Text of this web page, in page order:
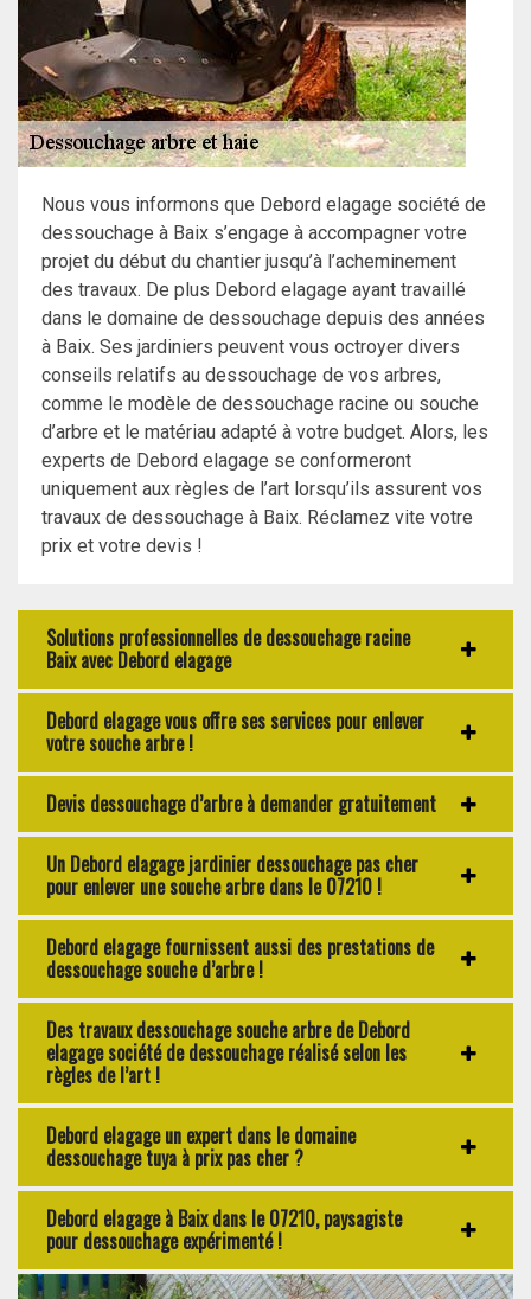
Nous vous informons que Debord elagage société de
dessouchage à Baix s’engage à accompagner votre
projet du début du chantier jusqu’à l’acheminement
des travaux. De plus Debord elagage ayant travaillé
dans le domaine de dessouchage depuis des années
à Baix. Ses jardiniers peuvent vous octroyer divers
conseils relatifs au dessouchage de vos arbres,
comme le modèle de dessouchage racine ou souche
d’arbre et le matériau adapté à votre budget. Alors, les
experts de Debord elagage se conformeront
uniquement aux règles de l’art lorsqu’ils assurent vos
travaux de dessouchage à Baix. Réclamez vite votre
prix et votre devis !
Solutions professionnelles de dessouchage racine
Baix avec Debord elagage
Debord elagage vous offre ses services pour enlever
votre souche arbre !
Devis dessouchage d’arbre à demander gratuitement
Un Debord elagage jardinier dessouchage pas cher
pour enlever une souche arbre dans le 07210 !
Debord elagage fournissent aussi des prestations de
dessouchage souche d’arbre !
Des travaux dessouchage souche arbre de Debord
elagage société de dessouchage réalisé selon les
règles de l’art !
Debord elagage un expert dans le domaine
dessouchage tuya à prix pas cher ?
Debord elagage à Baix dans le 07210, paysagiste
pour dessouchage expérimenté !